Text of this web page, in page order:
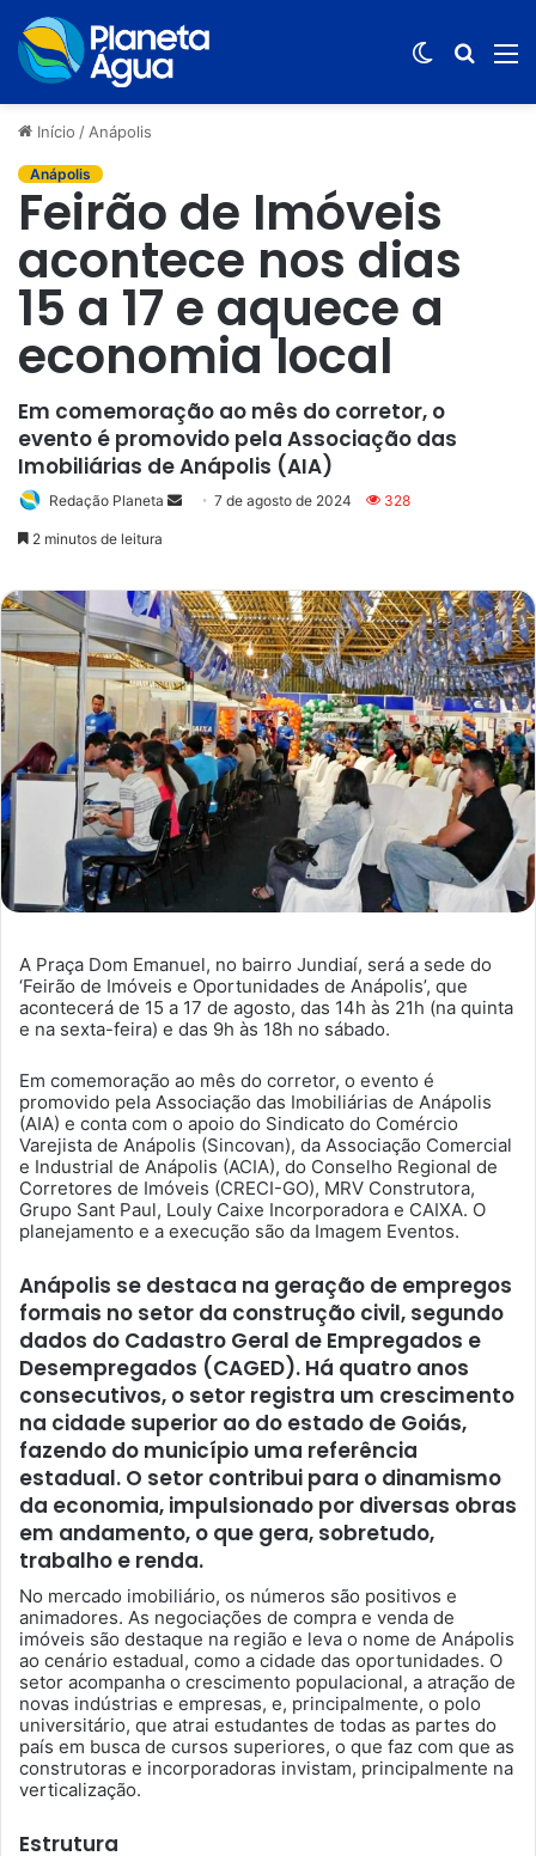
Switch
Início /Anápolis
Anápolis
Feirão de Imóveis
acontece nos dias
15 a 17 e aquece a
economia local
Em comemoração ao mês do corretor, o
evento é promovido pela Associação das
Imobiliárias de Anápolis (AIA)
Redação Planeta
Mande
mail
7 de agosto de 2024 328
2 minutos de leitura
A Praça Dom Emanuel, no bairro Jundiaí, será a sede do
‘Feirão de Imóveis e Oportunidades de Anápolis’, que
acontecerá de 15 a 17 de agosto, das 14h às 21h (na quinta
e na sexta-feira) e das 9h às 18h no sábado.
Em comemoração ao mês do corretor, o evento é
promovido pela Associação das Imobiliárias de Anápolis
(AIA) e conta com o apoio do Sindicato do Comércio
Varejista de Anápolis (Sincovan), da Associação Comercial
e Industrial de Anápolis (ACIA), do Conselho Regional de
Corretores de Imóveis (CRECI-GO), MRV Construtora,
Grupo Sant Paul, Louly Caixe Incorporadora e CAIXA. O
planejamento e a execução são da Imagem Eventos.
Anápolis se destaca na geração de empregos
formais no setor da construção civil, segundo
dados do Cadastro Geral de Empregados e
Desempregados (CAGED). Há quatro anos
consecutivos, o setor registra um crescimento
na cidade superior ao do estado de Goiás,
fazendo do município uma referência
estadual. O setor contribui para o dinamismo
da economia, impulsionado por diversas obras
em andamento, o que gera, sobretudo,
trabalho e renda.
No mercado imobiliário, os números são positivos e
animadores. As negociações de compra e venda de
imóveis são destaque na região e leva o nome de Anápolis
ao cenário estadual, como a cidade das oportunidades. O
setor acompanha o crescimento populacional, a atração de
novas indústrias e empresas, e, principalmente, o polo
universitário, que atrai estudantes de todas as partes do
país em busca de cursos superiores, o que faz com que as
construtoras e incorporadoras invistam, principalmente na
verticalização.
Estrutura